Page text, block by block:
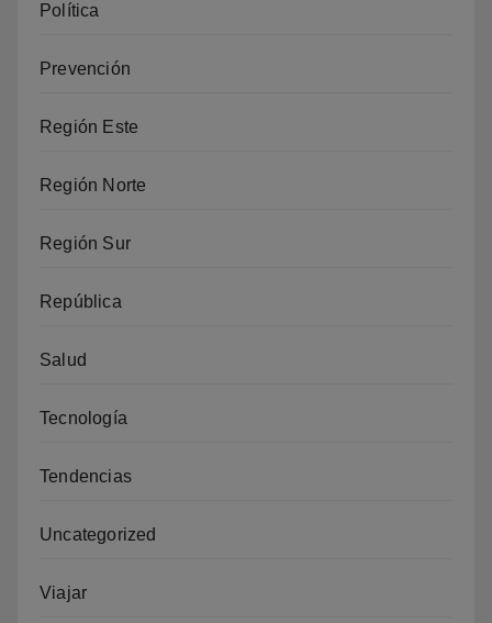
Política
Prevención
Región Este
Región Norte
Región Sur
República
Salud
Tecnología
Tendencias
Uncategorized
Viajar